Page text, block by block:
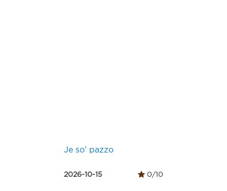
Je so’ pazzo
2026-10-15 0/10